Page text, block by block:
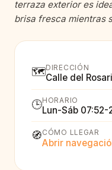
terraza exterior es
brisa fresca mientras
🗺️DIRECCIÓN
Calle del
🕒HORARIO
Lun-Sáb 07:52-
🧭CÓMO LLEGAR
Abrir